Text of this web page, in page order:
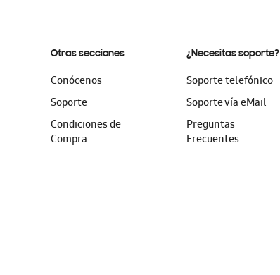
Otras secciones
Conócenos
Soporte
Condiciones de
Compra
¿Necesitas soporte?
Soporte telefónico
Soporte vía eMail
Preguntas
Frecuentes